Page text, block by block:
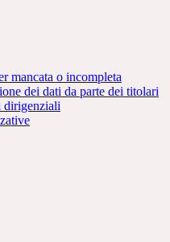
mancata o incompleta
dei dati da parte dei titolari
dirigenziali